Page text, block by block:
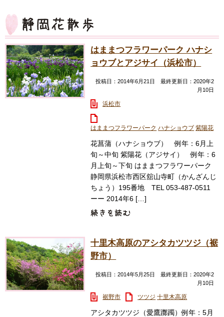
はままつフラワーパーク ハナシ
ョウブとアジサイ（浜松市）
投稿日：2014年6月21日 最終更新日：2020年2
月10日
浜松市
はままつフラワーパーク ハナショウブ 紫陽花
花菖蒲（ハナショウブ） 例年：6月上
旬～中旬 紫陽花（アジサイ） 例年：6
月上旬～下旬 はままつフラワーパーク
静岡県浜松市西区舘山寺町（かんざんじ
ちょう）195番地 TEL 053-487-0511
ーー 2014年6 […]
十里木高原のアシタカツツジ（裾
野市）
投稿日：2014年5月25日 最終更新日：2020年2
月10日
裾野市 ツツジ 十里木高原
アシタカツツジ（愛鷹躑躅）例年：5月